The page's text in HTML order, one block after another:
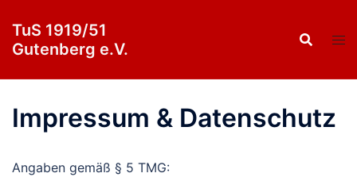
Inhalt
springen
TuS 1919/51
Gutenberg e.V.
Impressum & Datenschutz
Angaben gemäß § 5 TMG: